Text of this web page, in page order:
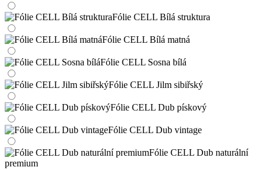
Fólie CELL Bílá struktura
Fólie CELL Bílá matná
Fólie CELL Sosna bílá
Fólie CELL Jilm sibiřský
Fólie CELL Dub pískový
Fólie CELL Dub vintage
Fólie CELL Dub naturální
premium